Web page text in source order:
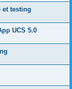
et testing
UCS 5.0